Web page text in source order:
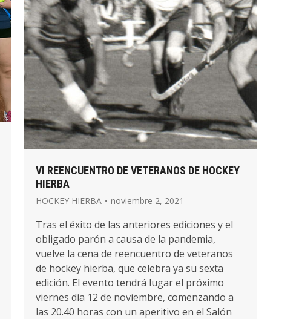
VI REENCUENTRO DE VETERANOS DE HOCKEY
HIERBA
HOCKEY HIERBA noviembre 2, 2021
Tras el éxito de las anteriores ediciones y el
obligado parón a causa de la pandemia,
vuelve la cena de reencuentro de veteranos
de hockey hierba, que celebra ya su sexta
edición. El evento tendrá lugar el próximo
viernes día 12 de noviembre, comenzando a
las 20.40 horas con un aperitivo en el Salón